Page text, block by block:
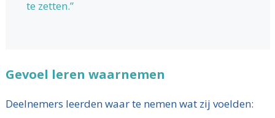
te zetten.”
Gevoel leren waarnemen
Deelnemers leerden waar te nemen wat zij voelden: